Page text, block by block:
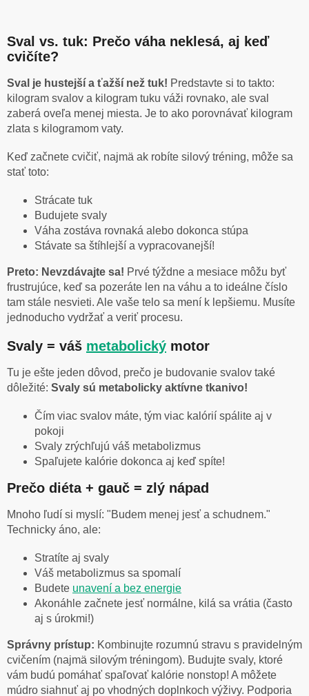
Sval vs. tuk: Prečo váha neklesá, aj keď
cvičíte?
Sval je hustejší a ťažší než tuk! Predstavte si to takto:
kilogram svalov a kilogram tuku váži rovnako, ale sval
zaberá oveľa menej miesta. Je to ako porovnávať kilogram
zlata s kilogramom vaty.
Keď začnete cvičiť, najmä ak robíte silový tréning, môže sa
stať toto:
Strácate tuk
Budujete svaly
Váha zostáva rovnaká alebo dokonca stúpa
Stávate sa štíhlejší a vypracovanejší!
Preto: Nevzdávajte sa! Prvé týždne a mesiace môžu byť
frustrujúce, keď sa pozeráte len na váhu a to ideálne číslo
tam stále nesvieti. Ale vaše telo sa mení k lepšiemu. Musíte
jednoducho vydržať a veriť procesu.
Svaly = váš metabolický motor
Tu je ešte jeden dôvod, prečo je budovanie svalov také
dôležité: Svaly sú metabolicky aktívne tkanivo!
Čím viac svalov máte, tým viac kalórií spálite aj v
pokoji
Svaly zrýchľujú váš metabolizmus
Spaľujete kalórie dokonca aj keď spíte!
Prečo diéta + gauč = zlý nápad
Mnoho ľudí si myslí: "Budem menej jesť a schudnem."
Technicky áno, ale:
Stratíte aj svaly
Váš metabolizmus sa spomalí
Budete unavení a bez energie
Akonáhle začnete jesť normálne, kilá sa vrátia (často
aj s úrokmi!)
Správny prístup: Kombinujte rozumnú stravu s pravidelným
cvičením (najmä silovým tréningom). Budujte svaly, ktoré
vám budú pomáhať spaľovať kalórie nonstop! A môžete
múdro siahnuť aj po vhodných doplnkoch výživy. Podporia